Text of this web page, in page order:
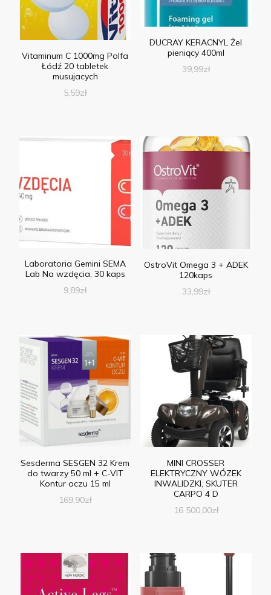
Vitaminum C 1000mg Polfa
Łódź 20 tabletek
musujacych
5,59zł
DUCRAY KERACNYL Żel
pieniący 400ml
39,99zł
Laboratoria Gemini SEMA
Lab Na wzdęcia, 30 kaps
9,89zł
OstroVit Omega 3 + ADEK
120kaps
33,99zł
Sesderma SESGEN 32 Krem
do twarzy 50 ml + C-VIT
Kontur oczu 15 ml
169,90zł
MINI CROSSER
ELEKTRYCZNY WÓZEK
INWALIDZKI, SKUTER
CARPO 4 D
16 500,00zł